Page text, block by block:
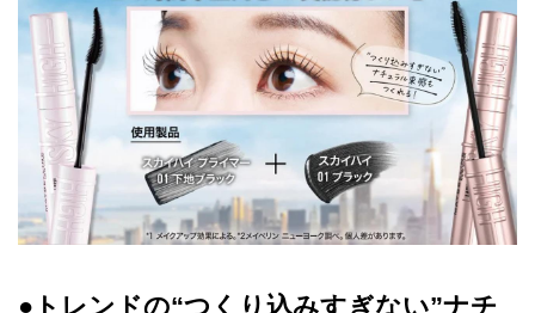
●トレンドの“つくり込みすぎない”ナチ